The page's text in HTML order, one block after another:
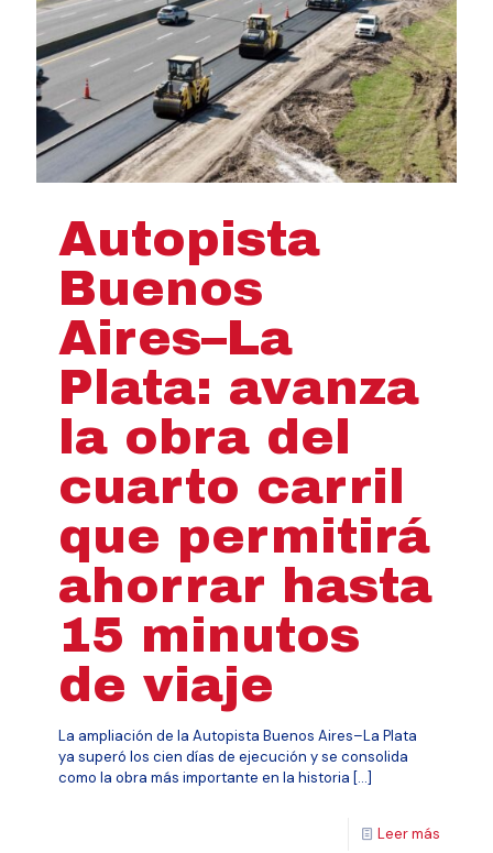
Autopista
Buenos
Aires–La
Plata: avanza
la obra del
cuarto carril
que permitirá
ahorrar hasta
15 minutos
de viaje
La ampliación de la Autopista Buenos Aires–La Plata
ya superó los cien días de ejecución y se consolida
como la obra más importante en la historia […]
Leer más